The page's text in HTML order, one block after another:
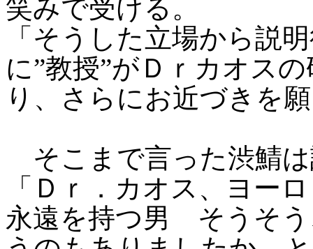
笑みで受ける。
「そうした立場から説
に”教授”がＤｒカオス
り、さらにお近づきを
そこまで言った渋鯖
「Ｄｒ．カオス、ヨ
永遠を持つ男 そうそう